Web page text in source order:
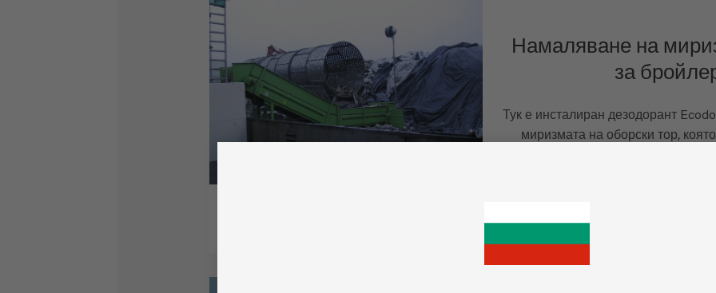
Намаляване на
за
Тук е инсталиран дезодорант
миризмата на оборски тор,